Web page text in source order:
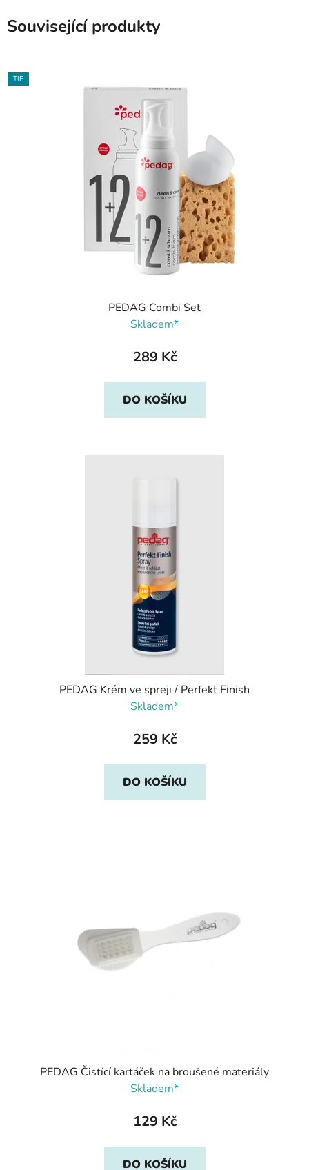
Související produkty
TIP
PEDAG Combi Set
Skladem*
289 Kč
DO KOŠÍKU
PEDAG Krém ve spreji / Perfekt Finish
Skladem*
259 Kč
DO KOŠÍKU
PEDAG Čistící kartáček na broušené materiály
Skladem*
129 Kč
DO KOŠÍKU